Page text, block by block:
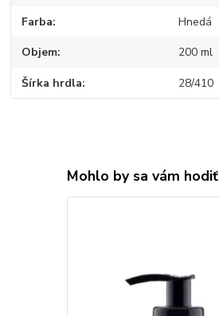
Farba Hnedá
Objem 200 ml
Šírka hrdla 28/410
Mohlo by sa vám hodiť